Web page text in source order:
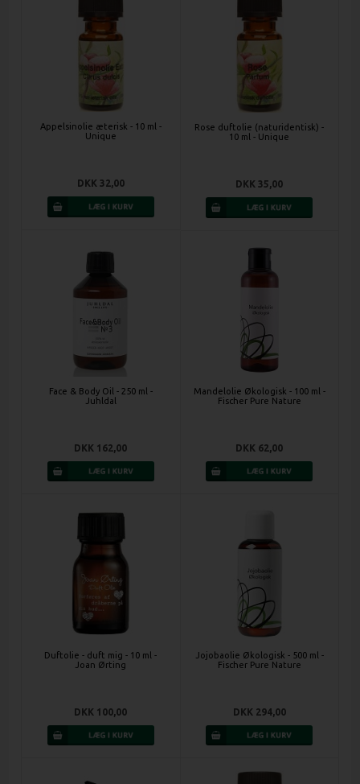
Appelsinolie æterisk - 10 ml -
Unique
DKK 32,00
Rose duftolie (naturidentisk) -
10 ml - Unique
DKK 35,00
Face & Body Oil - 250 ml -
Juhldal
DKK 162,00
Mandelolie Økologisk - 100 ml -
Fischer Pure Nature
DKK 62,00
Duftolie - duft mig - 10 ml -
Joan Ørting
DKK 100,00
Jojobaolie Økologisk - 500 ml -
Fischer Pure Nature
DKK 294,00